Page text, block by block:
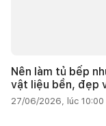
Nên làm tủ bếp
vật liệu bền, đẹp
27/06/2026, lúc 10:00